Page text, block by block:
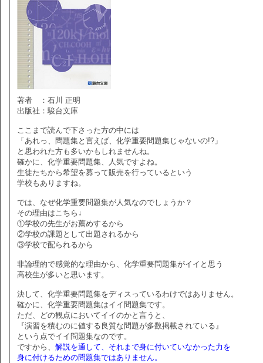
著者 ：石川 正明
出版社：駿台文庫
ここまで読んで下さった方の中には
「あれっ、問題集と言えば、化学重要問題集じゃないの!?」
と思われた方も多いかもしれませんね。
確かに、化学重要問題集、人気ですよね。
生徒たちから希望を募って販売を行っているという
学校もありますね。
では、なぜ化学重要問題集が人気なのでしょうか？
その理由はこちら↓
①学校の先生がお薦めするから
②学校の課題として出題されるから
③学校で配られるから
非論理的で感覚的な理由から、化学重要問題集がイイと思う
高校生が多いと思います。
決して、化学重要問題集をディスっているわけではありません。
確かに、化学重要問題集はイイ問題集です。
ただ、どの観点においてイイのかと言うと、
『演習を積むのに値する良質な問題が多数掲載されている』
という点でイイ問題集なのです。
ですから、 解説を通して、それまで身に付いていなかった力を
身に付けるための問題集ではありません。